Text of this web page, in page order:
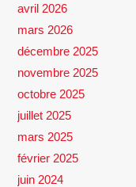
avril 2026
mars 2026
décembre 2025
novembre 2025
octobre 2025
juillet 2025
mars 2025
février 2025
juin 2024